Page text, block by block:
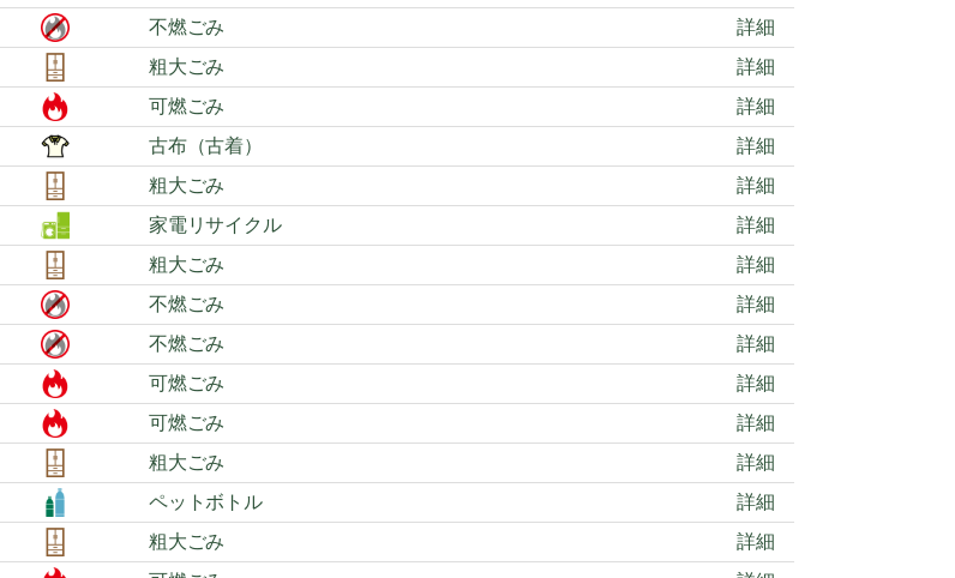
不燃ごみ
詳細
粗大ごみ
詳細
可燃ごみ
詳細
古布（古着）
詳細
粗大ごみ
詳細
家電リサイクル
詳細
粗大ごみ
詳細
不燃ごみ
詳細
不燃ごみ
詳細
可燃ごみ
詳細
可燃ごみ
詳細
粗大ごみ
詳細
ペットボトル
詳細
粗大ごみ
詳細